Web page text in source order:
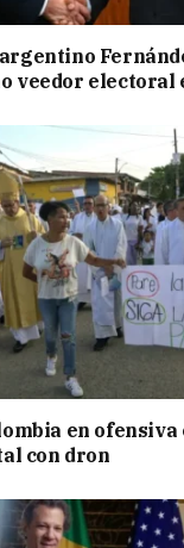
veedor electoral
en
con dron